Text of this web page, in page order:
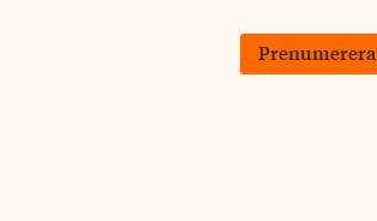
Prenumerera